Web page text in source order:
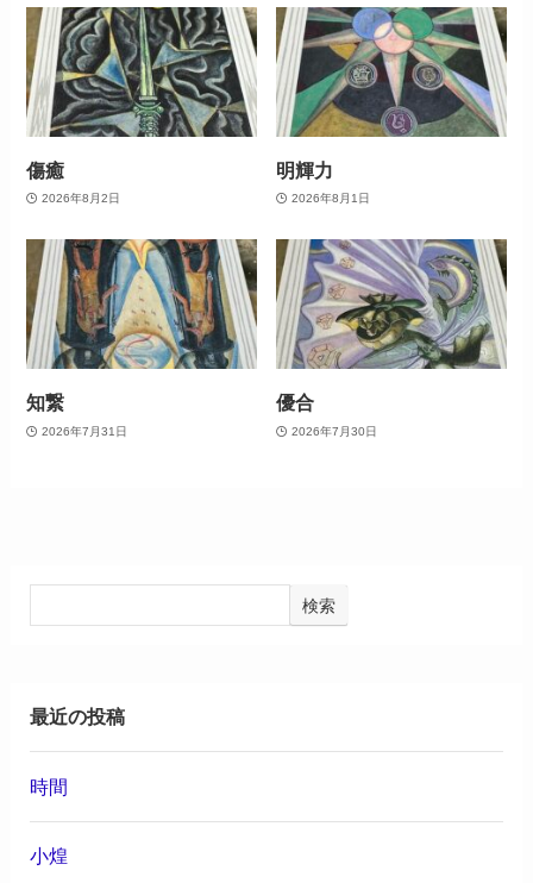
傷癒
2026年8月2日
明輝力
2026年8月1日
知繋
2026年7月31日
優合
2026年7月30日
検索
最近の投稿
時間
小煌